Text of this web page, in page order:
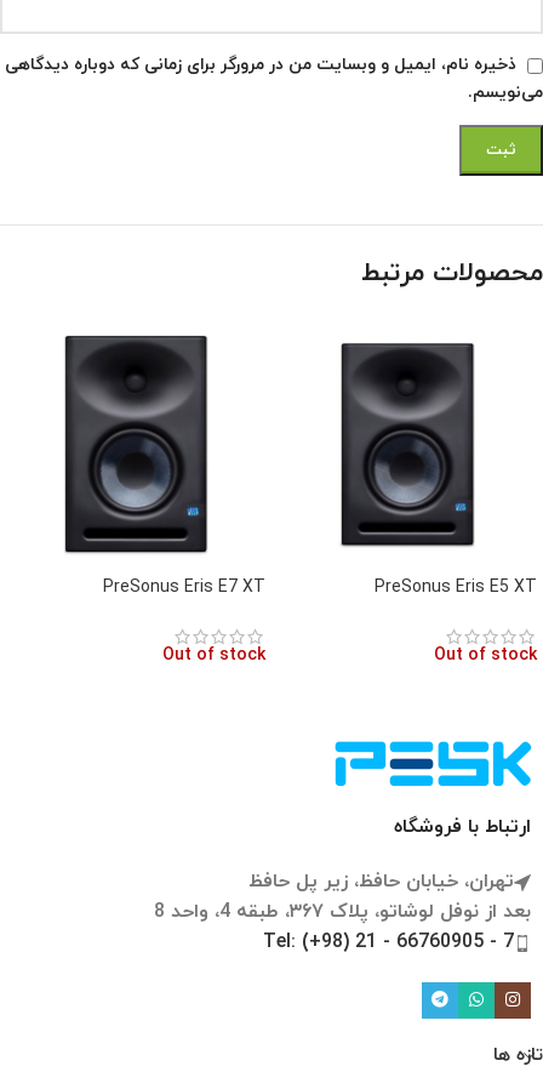
ذخیره نام، ایمیل و وبسایت من در مرورگر برای زمانی که دوباره دیدگاهی
می‌نویسم.
محصولات مرتبط
PreSonus Eris E5 XT
Out of stock
PreSonus Eris E7 XT
Out of stock
ارتباط با فروشگاه
تهران، خیابان حافظ، زیر پل حافظ
بعد از نوفل لوشاتو، پلاک ۳۶۷، طبقه 4، واحد 8
Tel: (+98) 21 - 66760905 - 7
تازه ها